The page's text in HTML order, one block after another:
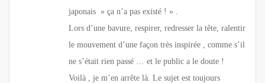
japonais » ça n’a pas existé ! » .
Lors d’une bavure, respirer, redresser la tête, ralentir
le mouvement d’une façon très inspirée , comme s’il
ne s’était rien passé … et le public a le doute !
Voilà , je m’en arrête là. Le sujet est toujours